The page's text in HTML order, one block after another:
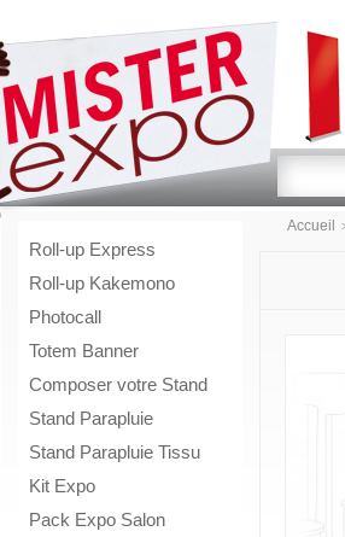
Roll-up Express
Roll-up Kakemono
Photocall
Totem Banner
Composer votre Stand
Stand Parapluie
Stand Parapluie Tissu
Kit Expo
Pack Expo Salon
Accueil